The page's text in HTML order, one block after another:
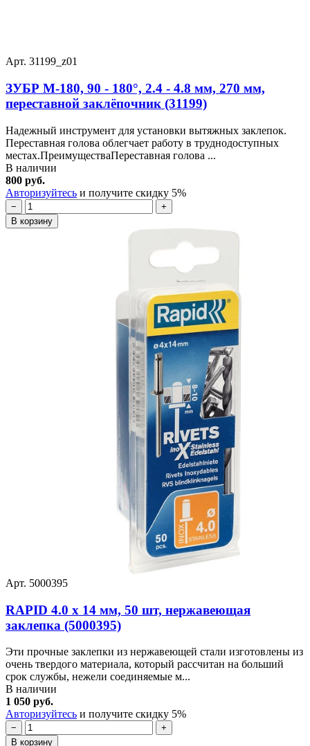
Арт. 31199_z01
ЗУБР M-180, 90 - 180°, 2.4 - 4.8 мм, 270 мм,
переставной заклёпочник (31199)
Надежный инструмент для установки вытяжных заклепок.
Переставная голова облегчает работу в труднодоступных
местах.ПреимуществаПереставная голова ...
В наличии
800 руб.
Авторизуйтесь и получите скидку 5%
−
+
В корзину
Арт. 5000395
RAPID 4.0 х 14 мм, 50 шт, нержавеющая
заклепка (5000395)
Эти прочные заклепки из нержавеющей стали изготовлены из
очень твердого материала, который рассчитан на больший
срок службы, нежели соединяемые м...
В наличии
1 050 руб.
Авторизуйтесь и получите скидку 5%
−
+
В корзину